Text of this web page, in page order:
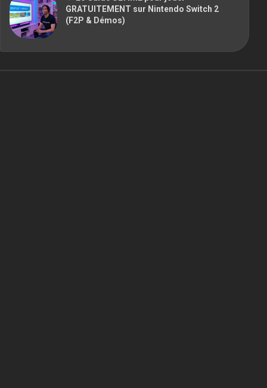
GRATUITEMENT sur Nintendo Switch 2
(F2P & Démos)